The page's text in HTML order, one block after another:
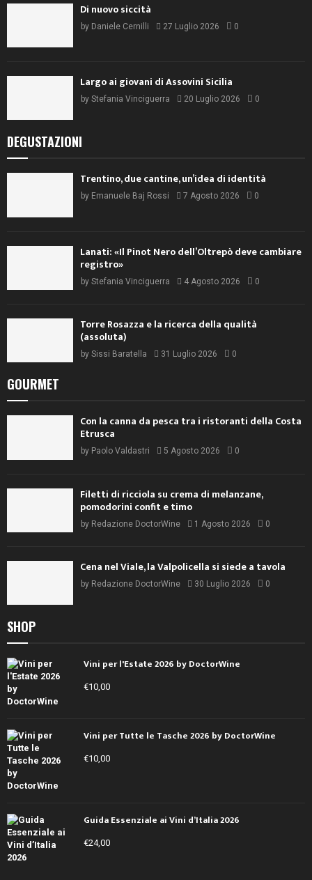
Di nuovo siccità
by Daniele Cernilli 27 Luglio 2026 0
Largo ai giovani di Assovini Sicilia
by Stefania Vinciguerra 20 Luglio 2026 0
DEGUSTAZIONI
Trentino, due cantine, un’idea di identità
by Emanuele Baj Rossi 7 Agosto 2026 0
Lanati: «Il Pinot Nero dell’Oltrepò deve cambiare
registro»
by Stefania Vinciguerra 4 Agosto 2026 0
Torre Rosazza e la ricerca della qualità
(assoluta)
by Sissi Baratella 31 Luglio 2026 0
GOURMET
Con la canna da pesca tra i ristoranti della Costa
Etrusca
by Paolo Valdastri 5 Agosto 2026 0
Filetti di ricciola su crema di melanzane,
pomodorini confit e timo
by Redazione DoctorWine 1 Agosto 2026 0
Cena nel Viale, la Valpolicella si siede a tavola
by Redazione DoctorWine 30 Luglio 2026 0
SHOP
Vini per l'Estate 2026 by DoctorWine
€10,00
Vini per Tutte le Tasche 2026 by DoctorWine
€10,00
Guida Essenziale ai Vini d’Italia 2026
€24,00